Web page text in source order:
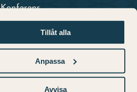
Tillåt alla
Anpassa
Avvisa
Konferens